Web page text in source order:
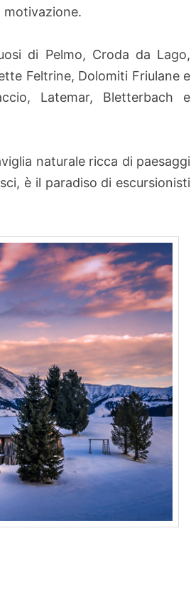
motivazione.
di Pelmo, Croda da Lago,
Feltrine, Dolomiti Friulane e
Latemar, Bletterbach e
naturale ricca di paesaggi
è il paradiso di escursionisti